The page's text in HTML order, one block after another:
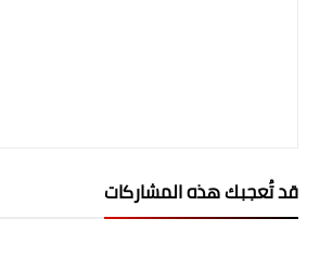
قد تُعجبك هذه المشاركات